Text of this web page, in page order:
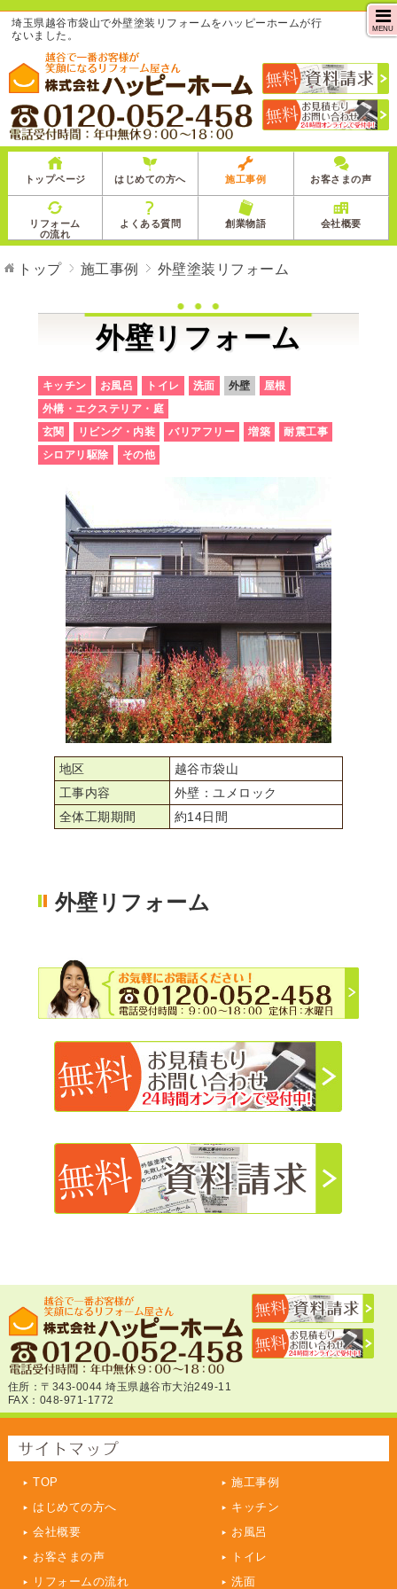
埼玉県越谷市袋山で外壁塗装リフォームをハッピーホームが行
ないました。
MENU
トップページ はじめての方へ 施工事例 お客さまの声
リフォーム
の流れ
よくある質問 創業物語 会社概要
トップ 施工事例 外壁塗装リフォーム
外壁リフォーム
キッチン お風呂 トイレ 洗面 外壁
屋根
外構・エクステリア・庭
玄関
リビング・内装 バリアフリー 増築
耐震工事
シロアリ駆除
その他
地区
越谷市袋山
工事内容
外壁：ユメロック
全体工期期間
約14日間
外壁リフォーム
住所：〒343-0044 埼玉県越谷市大泊249-11
FAX：048-971-1772
TOP
はじめての方へ
会社概要
お客さまの声
リフォームの流れ
施工事例
キッチン
お風呂
トイレ
洗面